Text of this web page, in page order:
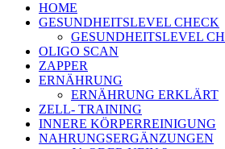
HOME
GESUNDHEITSLEVEL CHECK
GESUNDHEITSLEVEL
OLIGO SCAN
ZAPPER
ERNÄHRUNG
ERNÄHRUNG ERKLÄRT
ZELL- TRAINING
INNERE KÖRPERREINIGUNG
NAHRUNGSERGÄNZUNGEN